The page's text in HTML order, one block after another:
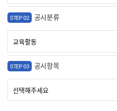
STEP 02 공시분류
STEP 03 공시항목